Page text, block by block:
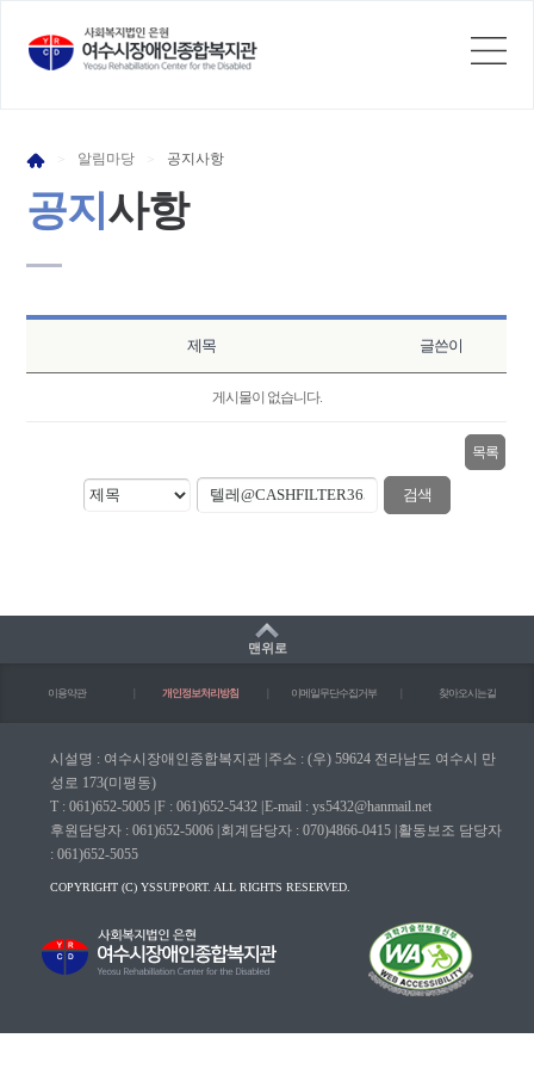
> 알림 마당 > 공지사항
공지 사항
제목 글쓴이
게시물이 없습니다.
목록
검색
맨위로
이용약관 개인정보처리방침 이메일무단수집거부 찾아오시는길
시설명 : 여수시장애인종합복지관 주소 : (우) 59624 전라남도 여수시 만
성로 173(미평동)
T : 061)652-5005 F : 061)652-5432 E-mail : ys5432@hanmail.net
후원담당자 : 061)652-5006 회계담당자 : 070)4866-0415 활동보조 담당자
: 061)652-5055
COPYRIGHT (C) YSSUPPORT. ALL RIGHTS RESERVED.
크(WA인증마크)